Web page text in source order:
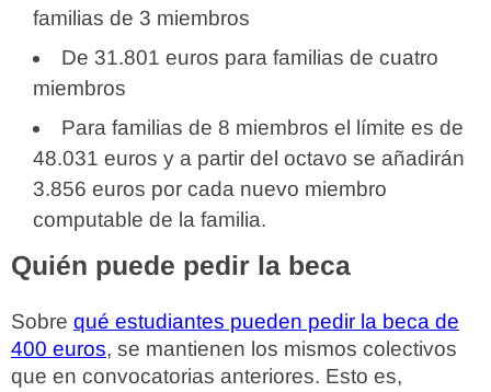
familias de 3 miembros
De 31.801 euros para familias de cuatro
miembros
Para familias de 8 miembros el límite es de
48.031 euros y a partir del octavo se añadirán
3.856 euros por cada nuevo miembro
computable de la familia.
Quién puede pedir la beca
Sobre qué estudiantes pueden pedir la beca de
400 euros, se mantienen los mismos colectivos
que en convocatorias anteriores. Esto es,